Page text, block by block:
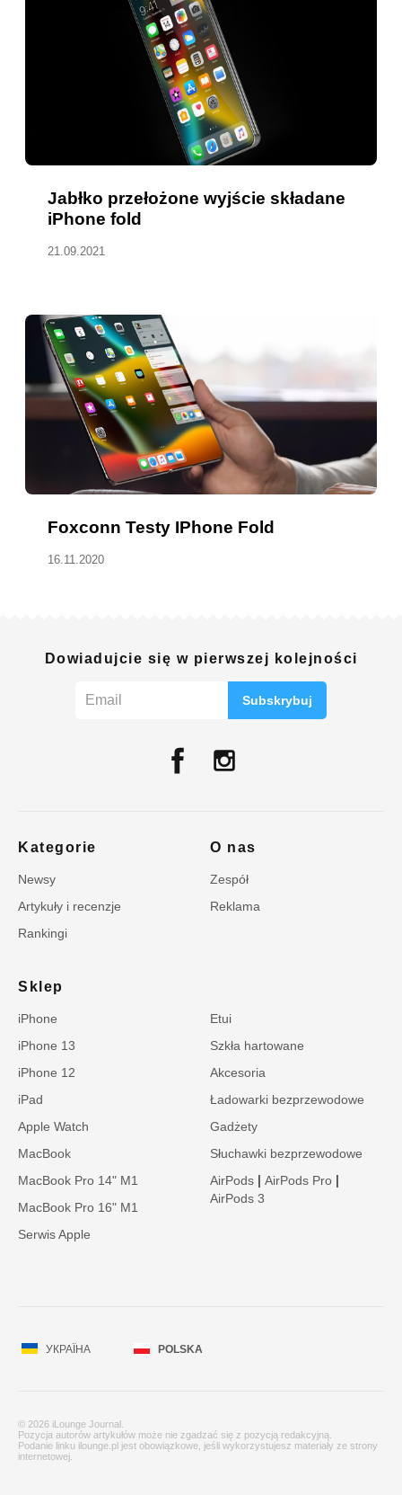
Jabłko przełożone wyjście składane
iPhone fold
21.09.2021
Foxconn Testy IPhone Fold
16.11.2020
Dowiadujcie się w pierwszej kolejności
Subskrybuj
Kategorie
Newsy
Artykuły i recenzje
Rankingi
O nas
Zespół
Reklama
Sklep
iPhone
iPhone 13
iPhone 12
iPad
Apple Watch
MacBook
MacBook Pro 14" M1
MacBook Pro 16" M1
Serwis Apple
Etui
Szkła hartowane
Akcesoria
Ładowarki bezprzewodowe
Gadżety
Słuchawki bezprzewodowe
AirPods | AirPods Pro |
AirPods 3
УКРАЇНА POLSKA
© 2026 iLounge Journal.
Pozycja autorów artykułów może nie zgadzać się z pozycją redakcyjną.
Podanie linku ilounge.pl jest obowiązkowe, jeśli wykorzystujesz materiały ze strony
internetowej.